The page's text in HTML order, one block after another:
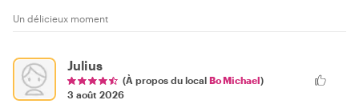
Un délicieux moment
Julius
(À propos du local Bo Michael)
3 août 2026